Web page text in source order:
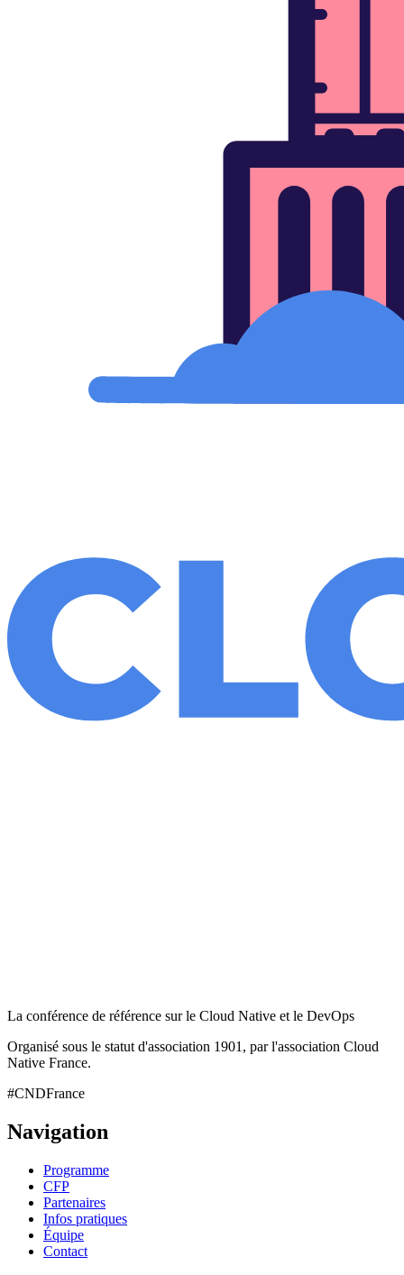
La conférence de référence sur le Cloud Native et le DevOps
Organisé sous le statut d'association 1901, par l'association Cloud
Native France.
#CNDFrance
Navigation
Programme
CFP
Partenaires
Infos pratiques
Équipe
Contact